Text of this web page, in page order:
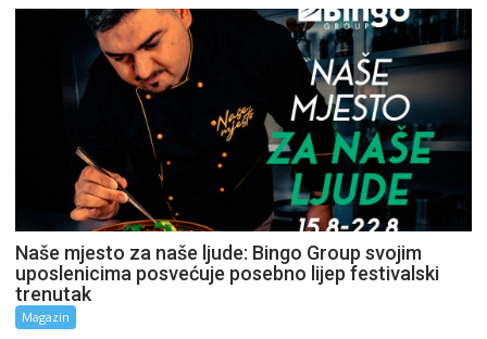
Naše mjesto za naše ljude: Bingo Group svojim
uposlenicima posvećuje posebno lijep festivalski
trenutak
Magazin